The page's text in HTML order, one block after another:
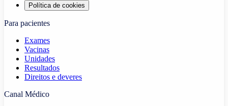
Política de cookies
Para pacientes
Exames
Vacinas
Unidades
Resultados
Direitos e deveres
Canal Médico